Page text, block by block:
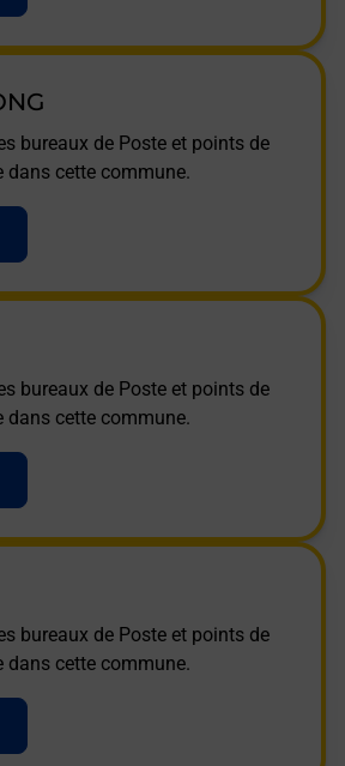
bureaux de Poste et points de
dans cette commune.
bureaux de Poste et points de
dans cette commune.
bureaux de Poste et points de
dans cette commune.